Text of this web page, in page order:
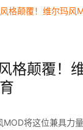
风格颠覆！维尔玛
格颠覆！
将这位兼具力量